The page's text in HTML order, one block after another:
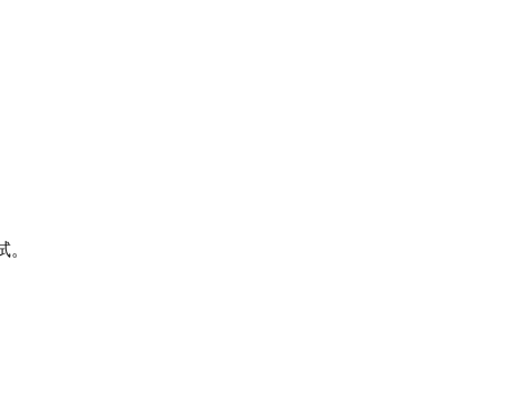
修的私人酒店，位於格洛斯特市中心，提供價格實惠的精品住
或小型團體
還有摩托車專用車庫。